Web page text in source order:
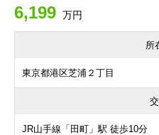
6,199 万円
所
東京都港区芝浦２丁目
JR山手線「田町」駅 徒歩10分